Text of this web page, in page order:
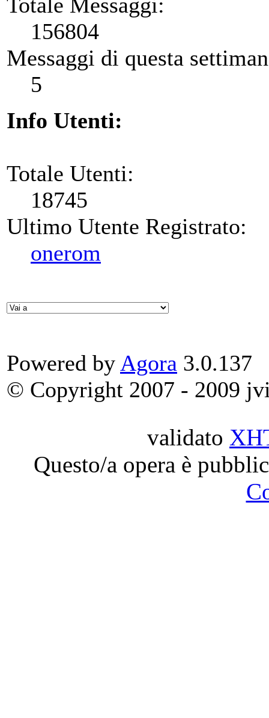
156804
Messaggi di questa
5
Info Utenti:
Totale Utenti:
18745
Ultimo Utente Registrato:
onerom
Powered by Agora 3.0.137
© Copyright 2007 - 2009
validato
Questo/a opera è